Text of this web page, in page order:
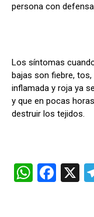
persona con
Los síntomas
bajas son fiebre,
inflamada y roja ya
y que en pocas
destruir los tejidos.
W F
X